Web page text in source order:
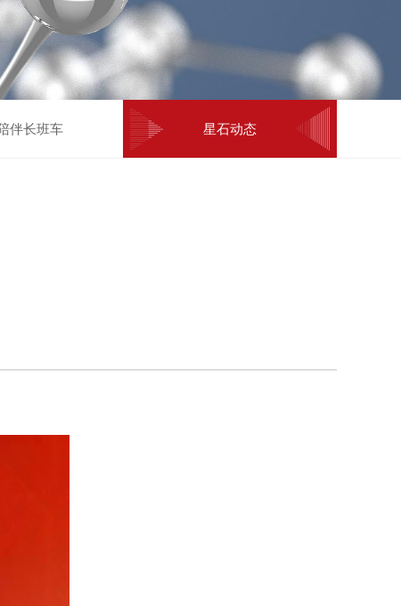
伴长班车 星石动态